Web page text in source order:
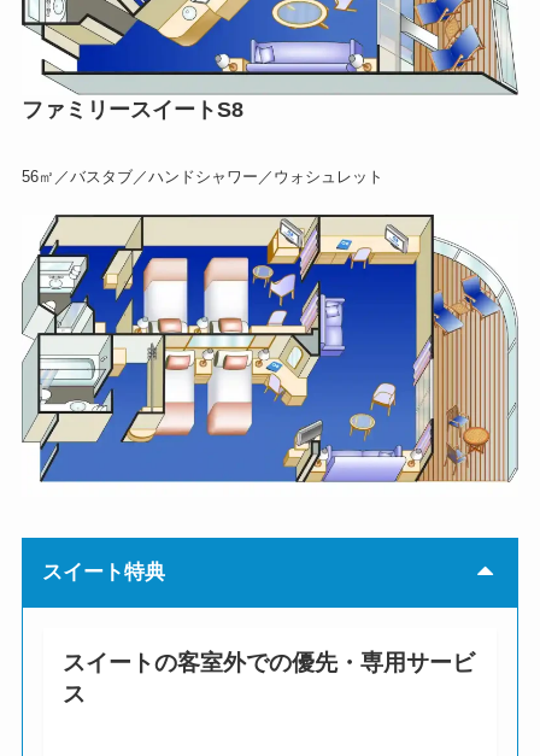
ファミリースイートS8
56㎡／バスタブ／ハンドシャワー／ウォシュレット
スイート特典
スイートの客室外での優先・専用サービ
ス